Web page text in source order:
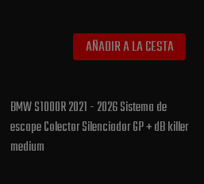
AÑADIR A LA CESTA
BMW S1000R 2021 - 2026 Sistema de
escape Colector Silenciador GP + dB killer
medium